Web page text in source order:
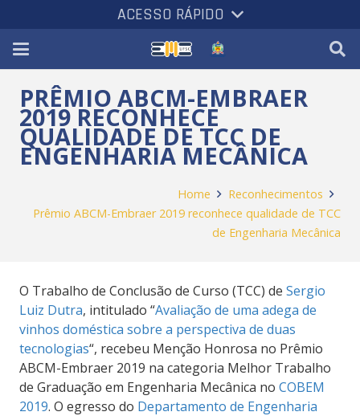
ACESSO RÁPIDO
PRÊMIO ABCM-EMBRAER
2019 RECONHECE
QUALIDADE DE TCC DE
ENGENHARIA MECÂNICA
Home
Reconhecimentos
Prêmio ABCM-Embraer 2019 reconhece qualidade de TCC
de Engenharia Mecânica
O Trabalho de Conclusão de Curso (TCC) de Sergio
Luiz Dutra, intitulado “Avaliação de uma adega de
vinhos doméstica sobre a perspectiva de duas
tecnologias“, recebeu Menção Honrosa no Prêmio
ABCM-Embraer 2019 na categoria Melhor Trabalho
de Graduação em Engenharia Mecânica no COBEM
2019. O egresso do Departamento de Engenharia